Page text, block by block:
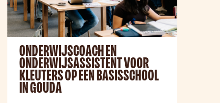
ONDERWIJSCOACH EN
ONDERWIJSASSISTENT VOOR
KLEUTERS OP EEN BASISSCHOOL
IN GOUDA